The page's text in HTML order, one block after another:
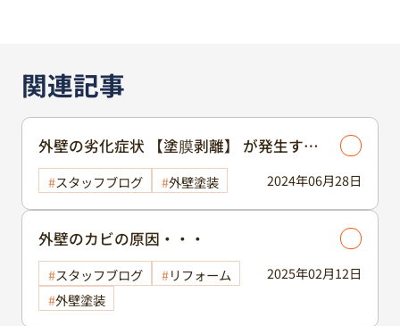
関連記事
2024年06月28日
外壁の劣化症状 【塗膜剥離】 が発生する
主な原因…
スタッフブログ 外壁塗装
2025年02月12日
外壁のカビの原因・・・
スタッフブログ
リフォーム
外壁塗装